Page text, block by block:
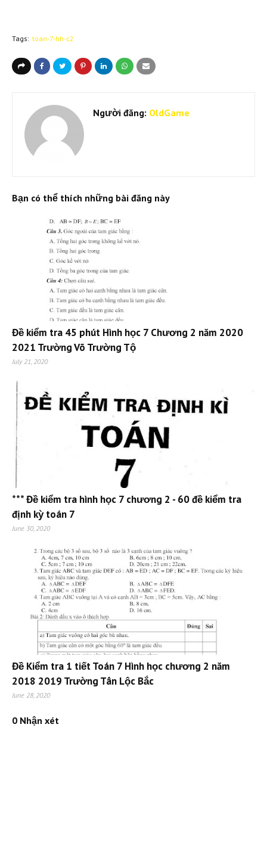
Tags: toan-7-hh-c2
Người đăng: OldGame
Bạn có thể thích những bài đăng này
Đề kiểm tra 45 phút Hình học 7 Chương 2 năm 2020
2021 Trường Võ Trường Tộ
July 21, 2020
*** Đề kiểm tra hình học 7 chương 2 - 60 đề kiểm tra
định kỳ toán 7
June 30, 2020
Đề Kiểm tra 1 tiết Toán 7 Hình học chương 2 năm
2018 2019 Trường Tân Lộc Bắc
June 28, 2020
0 Nhận xét